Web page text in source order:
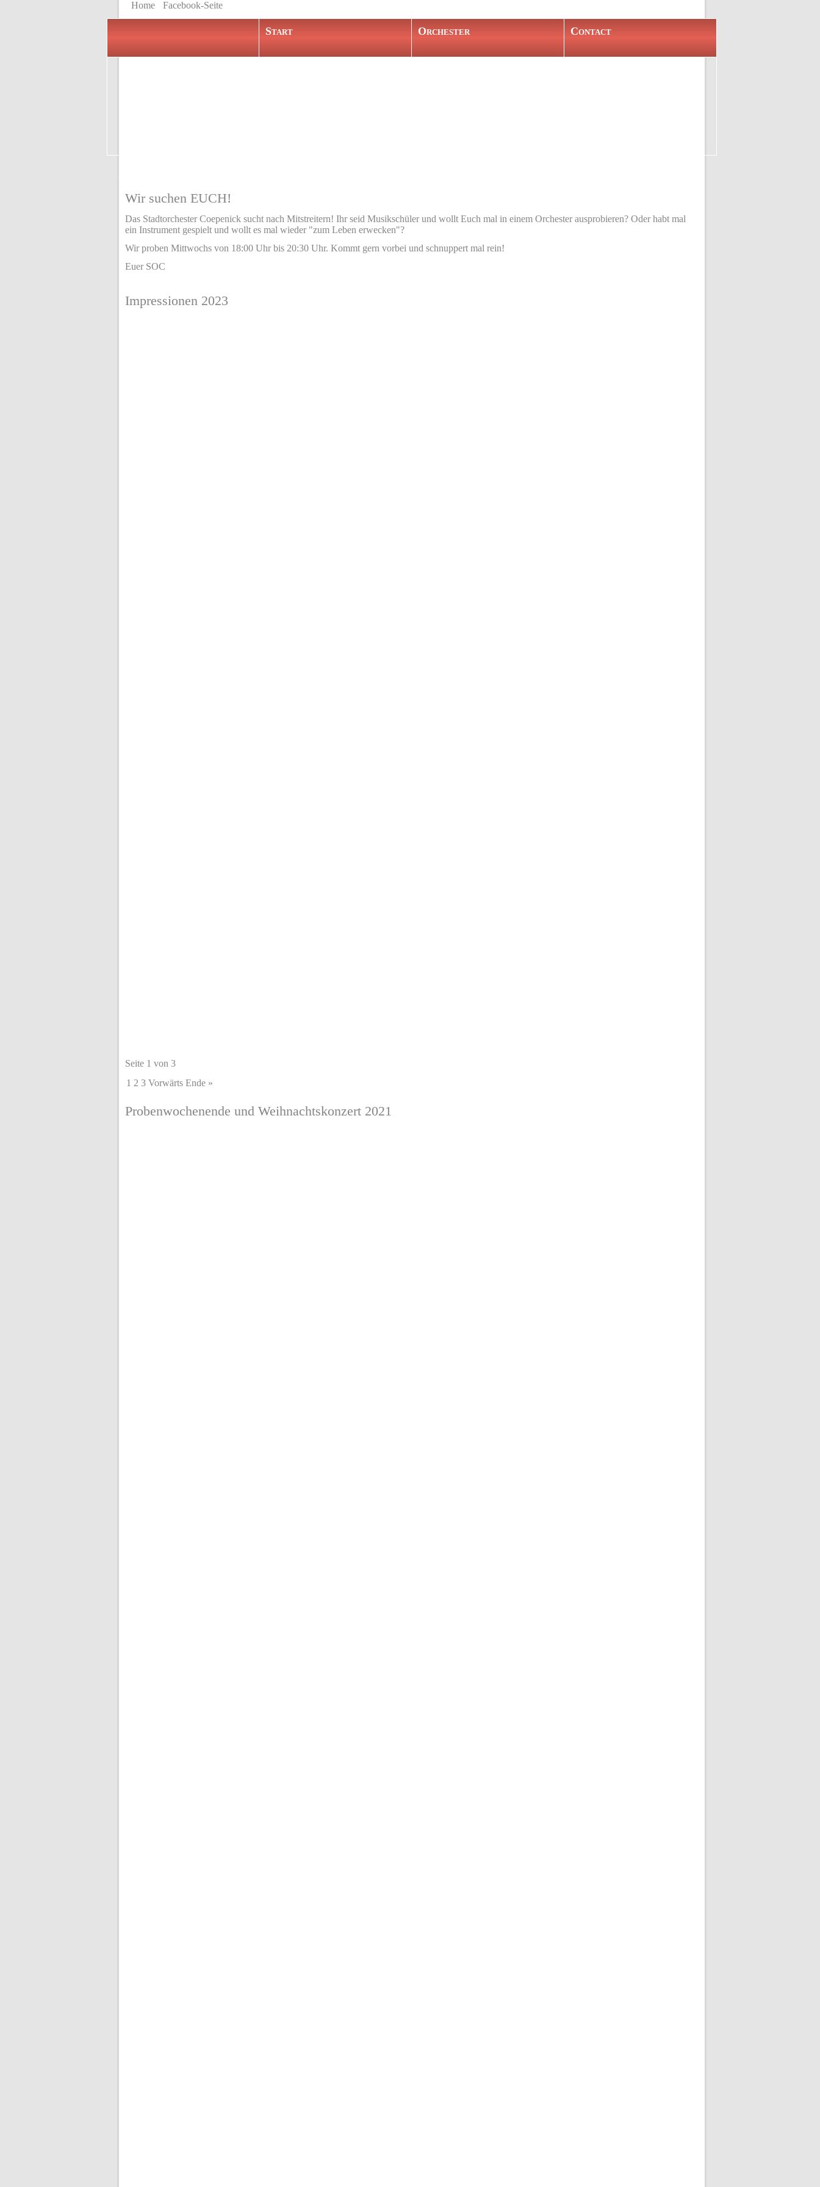
Home Facebook-Seite
Start Orchester Contact
Wir suchen EUCH!
Das Stadtorchester Coepenick sucht nach Mitstreitern! Ihr seid Musikschüler und wollt Euch mal in einem Orchester ausprobieren? Oder habt mal
ein Instrument gespielt und wollt es mal wieder "zum Leben erwecken"?
Wir proben Mittwochs von 18:00 Uhr bis 20:30 Uhr. Kommt gern vorbei und schnuppert mal rein!
Euer SOC
Impressionen 2023
Seite 1 von 3
1 2 3 Vorwärts Ende »
Probenwochenende und Weihnachtskonzert 2021